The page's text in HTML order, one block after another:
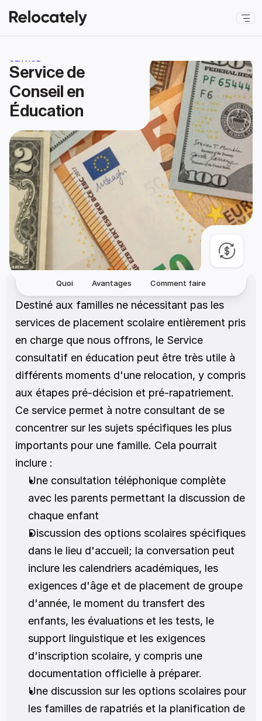
Service de
Conseil en
Éducation
Quoi Avantages Comment faire
Destiné aux familles ne nécessitant pas les
services de placement scolaire entièrement pris
en charge que nous offrons, le Service
consultatif en éducation peut être très utile à
différents moments d'une relocation, y compris
aux étapes pré-décision et pré-rapatriement.
Ce service permet à notre consultant de se
concentrer sur les sujets spécifiques les plus
importants pour une famille. Cela pourrait
inclure :
Une consultation téléphonique complète
avec les parents permettant la discussion de
chaque enfant
Discussion des options scolaires spécifiques
dans le lieu d'accueil; la conversation peut
inclure les calendriers académiques, les
exigences d'âge et de placement de groupe
d'année, le moment du transfert des
enfants, les évaluations et les tests, le
support linguistique et les exigences
d'inscription scolaire, y compris une
documentation officielle à préparer.
Une discussion sur les options scolaires pour
les familles de rapatriés et la planification de